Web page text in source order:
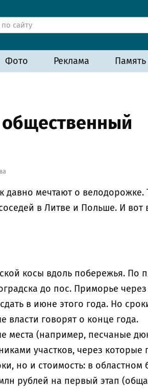
Фото Реклама Память
давно мечтают о велодорожке.
в Литве и Польше. И вот
косы вдоль побережья. По
до пос. Приморье через
в июне этого года. Но
власти говорят о конце года.
места (например, песчаные
участков, через которые
но и стоимость: в областном
рублей на первый этап